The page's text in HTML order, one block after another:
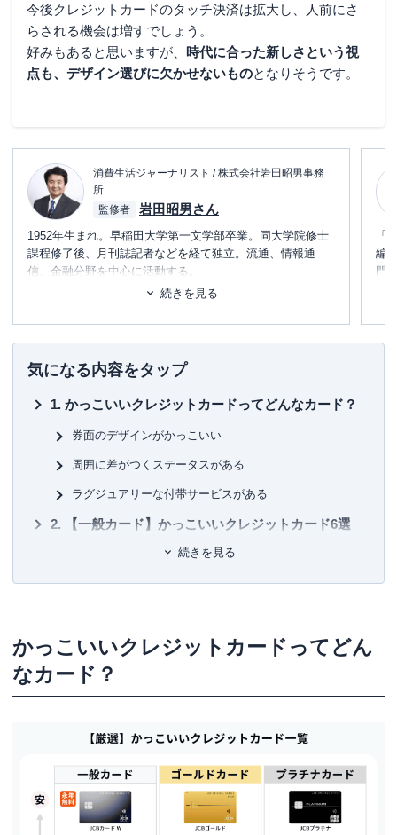
今後クレジットカードのタッチ決済は拡大し、人前にさ
らされる機会は増すでしょう。
好みもあると思いますが、 時代に合った新しさという視
点も、デザイン選びに欠かせないものとなりそうです。
消費生活ジャーナリスト / 株式会社岩田昭男事務
所
監修者
岩田昭男さん
1952年生まれ。早稲田大学第一文学部卒業。同大学院修士
課程修了後、月刊誌記者などを経て独立。流通、情報通
信、金融分野を中心に活動する。
年間に渡って業界の定点観測をしている。
主な著書としては、
「 「信用力」格差社会 」（東洋経済新報社）
信用偏差値」（文春新書）
キャッシュレス覇権戦争 」（ＮＨＫ出版）
また、クレジットカードのムックも50冊以上監修しキャッ
ス道場」オープン。
趣味は「猫」と「キートン」
続きを見る
「
編
門
め
気になる内容をタップ
かっこいいクレジットカードってどんなカード？
券面のデザインがかっこいい
周囲に差がつくステータスがある
ラグジュアリーな付帯サービスがある
【一般カード】かっこいいクレジットカード6選
シンプルな券面と使いやすさが魅力「JCBカード W」
完全ナンバーレスデザイン「三井住友カード（NL）」
シルバーのナンバーレスデザインがおしゃれ「エポスカ
ード」
ーカード（チタン）」
【ゴールドカード】かっこいいクレジットカード5
続きを見る
かっこいいクレジットカードってどん
なカード？